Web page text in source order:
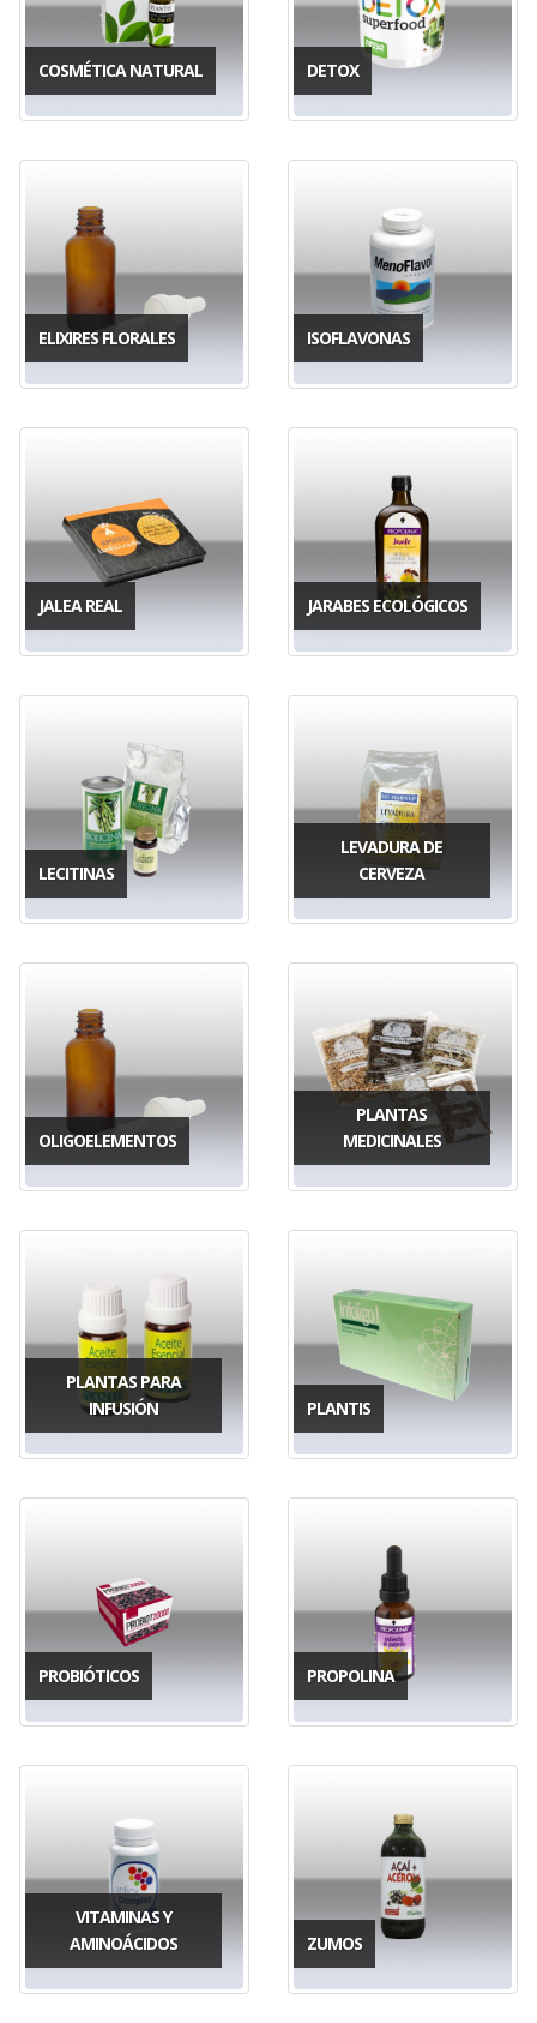
COSMÉTICA NATURAL DETOX
ELIXIRES FLORALES ISOFLAVONAS
JALEA REAL JARABES ECOLÓGICOS
LECITINAS
LEVADURA DE
CERVEZA
OLIGOELEMENTOS
PLANTAS
MEDICINALES
PLANTAS PARA
INFUSIÓN
PLANTIS
PROBIÓTICOS PROPOLINA
VITAMINAS Y
AMINOÁCIDOS
ZUMOS